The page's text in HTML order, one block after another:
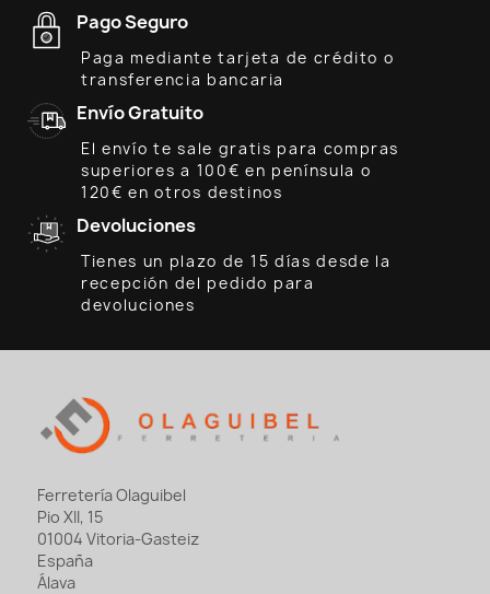
Pago Seguro
Paga mediante tarjeta de crédito o
transferencia bancaria
Envío Gratuito
El envío te sale gratis para compras
superiores a 100€ en península o
120€ en otros destinos
Devoluciones
Tienes un plazo de 15 días desde la
recepción del pedido para
devoluciones
Ferretería Olaguibel
Pio XII, 15
01004 Vitoria-Gasteiz
España
Álava